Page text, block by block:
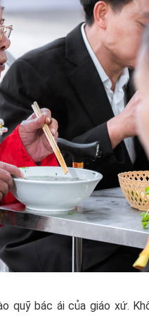
quỹ bác ái của giáo xứ.